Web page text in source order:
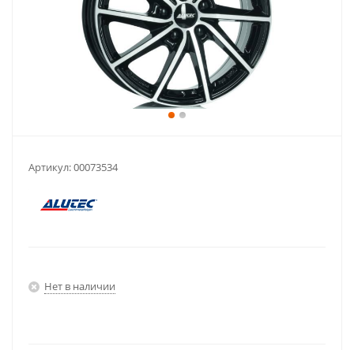
Артикул:00073534
Нет в наличии